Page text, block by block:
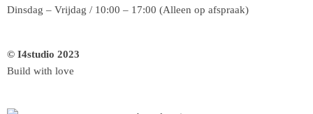
Dinsdag – Vrijdag / 10:00 – 17:00 (Alleen op afspraak)
© I4studio 2023
Build with love